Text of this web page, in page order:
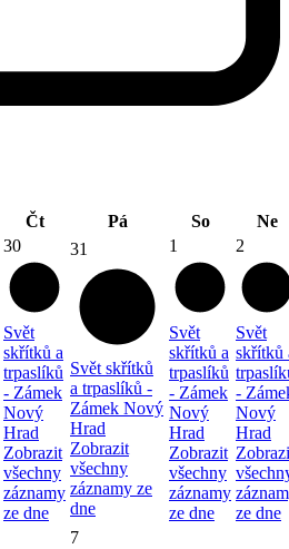
Čt Pá So
Ne
30
Svět
skřítků a
trpaslíků
- Zámek
Nový
Hrad
Zobrazit
všechny
záznamy
ze dne
31
Svět skřítků
a trpaslíků -
Zámek Nový
Hrad
Zobrazit
všechny
záznamy ze
dne
1
Svět
skřítků a
trpaslíků
- Zámek
Nový
Hrad
Zobrazit
všechny
záznamy
ze dne
2
Svět
skřítků
-
Nový
Hrad
ze dne
7